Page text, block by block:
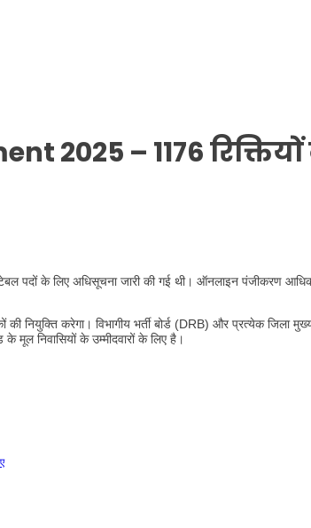
2025 – 1176
पदों के लिए अधिसूचना जारी की गई थी। ऑनलाइन पंजीकरण
नियुक्ति करेगा। विभागीय भर्ती बोर्ड (DRB) और प्रत्येक जिला
मूल निवासियों के उम्मीदवारों के लिए है।